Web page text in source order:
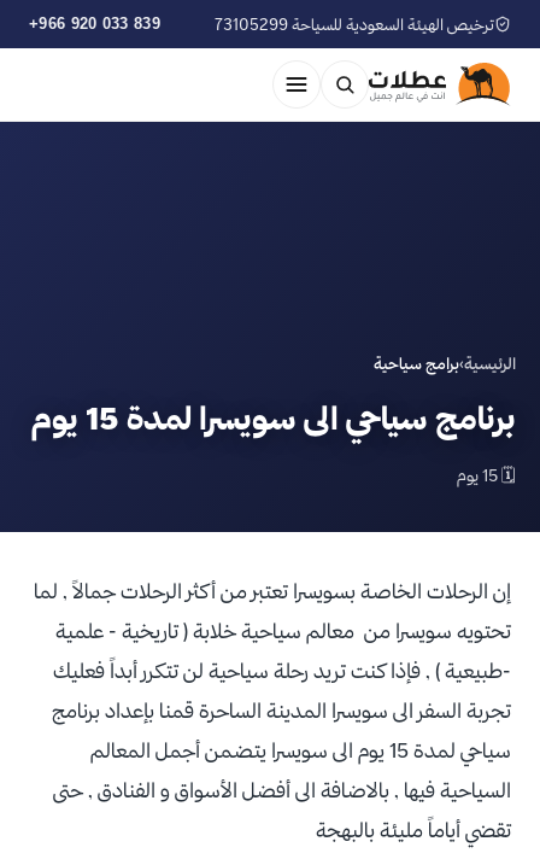
ترخيص الهيئة السعودية للسياحة 73105299 +966 920 033 839
الرئيسية›برامج سياحية
برنامج سياحي الى سويسرا لمدة 15 يوم
🗓 15 يوم
إن الرحلات الخاصة بسويسرا تعتبر من أكثر الرحلات جمالاً , لما
تحتويه سويسرا من معالم سياحية خلابة ( تاريخية - علمية
-طبيعية ) , فإذا كنت تريد رحلة سياحية لن تتكرر أبداً فعليك
تجربة السفر الى سويسرا المدينة الساحرة قمنا بإعداد برنامج
سياحي لمدة 15 يوم الى سويسرا يتضمن أجمل المعالم
السياحية فيها , بالاضافة الى أفضل الأسواق و الفنادق , حتى
تقضي أياماً مليئة بالبهجة